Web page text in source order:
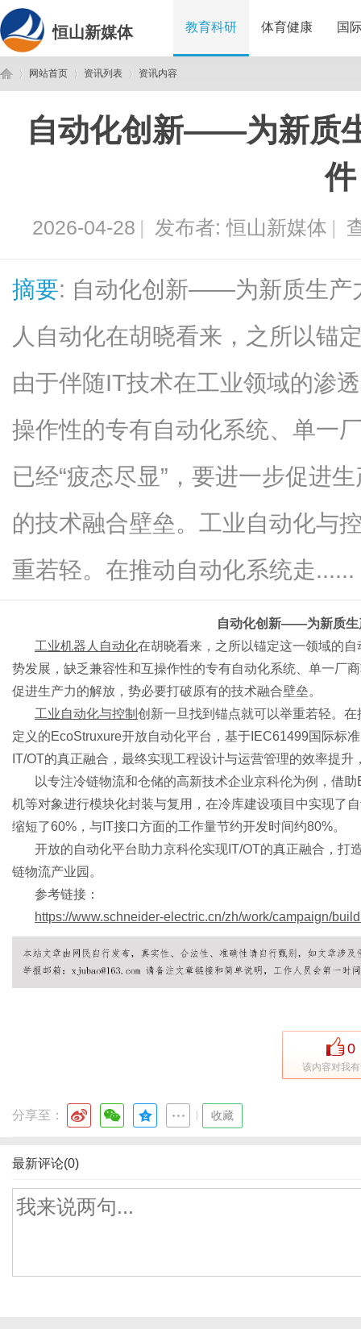
恒山新媒体 教育科研 体育健康 国
网站首页
›
资讯列表 资讯内容
自动化创新——为新质
件
2026-04-28 | 发布者:恒山新媒体 |
摘要: 自动化创新——为新质生产
人自动化在胡晓看来，之所以锚
由于伴随IT技术在工业领域的渗
操作性的专有自动化系统、单一
已经“疲态尽显”，要进一步促进
的技术融合壁垒。工业自动化与
重若轻。在推动自动化系统走......
自动化创新——为新质生
工业机器人自动化在胡晓看来，之所以锚定这一领域的
势发展，缺乏兼容性和互操作性的专有自动化系统、单一厂
促进生产力的解放，势必要打破原有的技术融合壁垒。
工业自动化与控制 创新一旦找到锚点就可以举重若轻。
定义的EcoStruxure开放自动化平台，基于IEC61499国际标
IT/OT的真正融合，最终实现工程设计与运营管理的效率提
以专注冷链物流和仓储的高新技术企业京科伦为例，借助
机等对象进行模块化封装与复用，在冷库建设项目中实现了
缩短了60%，与IT接口方面的工作量节约开发时间约80%。
开放的自动化平台助力京科伦实现 IT/OT的真正融合，
链物流产业园。
参考链接：
https://www.schneider-electric.cn/zh/work/campaign/
0
该内容对我
分享至： 收藏
最新评论(0)